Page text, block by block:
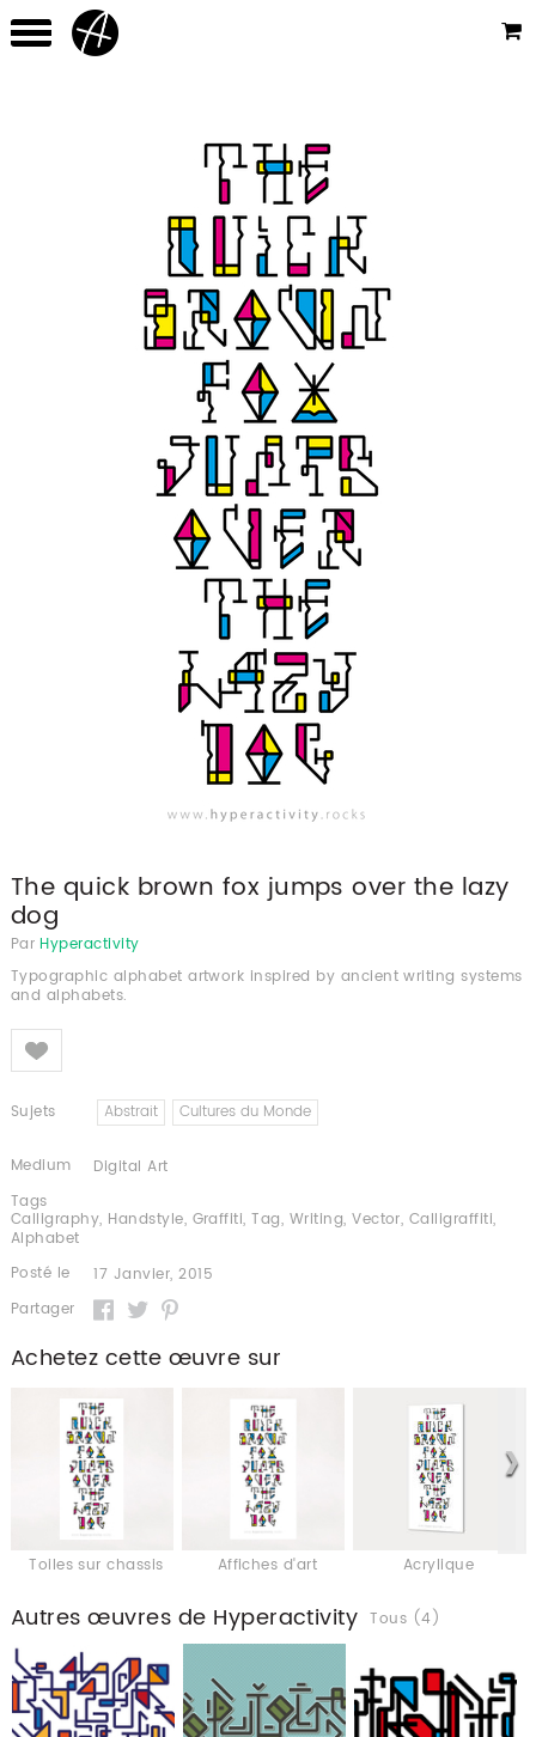
The quick brown fox jumps over the lazy
dog
Par Hyperactivity
Typographic alphabet artwork inspired by ancient writing systems
and alphabets.
Like
Sujets Abstrait Cultures du Monde
Medium
Digital Art
Tags
Calligraphy, Handstyle, Graffiti,Tag, Writing,Vector, Calligraffiti,
Alphabet
Posté le
17 Janvier, 2015
Partager
Achetez cette œuvre sur
Toiles sur chassis Affiches d'art Acrylique
Autres œuvres de Hyperactivity Tous (4)